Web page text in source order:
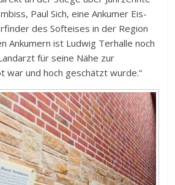
Paul Sich, eine Ankumer Eis-
des Softeises in der Region
Ankumern ist Ludwig Terhalle noch
für seine Nähe zur
war und hoch geschätzt wurde.“